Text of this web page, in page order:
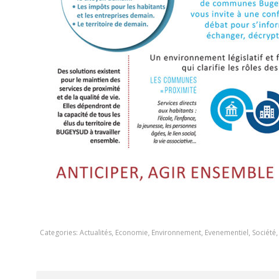
Categories: Actualités, Economie, Environnement, Evenementiel, Société,